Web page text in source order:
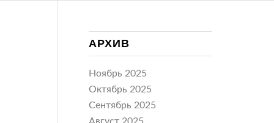
АРХИВ
Ноябрь 2025
Октябрь 2025
Сентябрь 2025